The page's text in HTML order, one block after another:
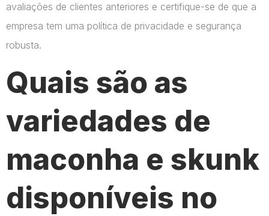
avaliações de clientes anteriores e certifique-se de que a
empresa tem uma política de privacidade e segurança
robusta.
Quais são as
variedades de
maconha e skunk
disponíveis no